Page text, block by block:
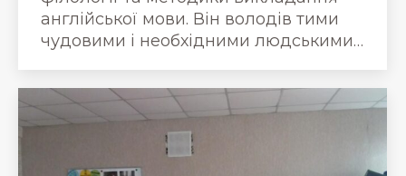
англійської мови. Він володів тими
чудовими і необхідними людськими…